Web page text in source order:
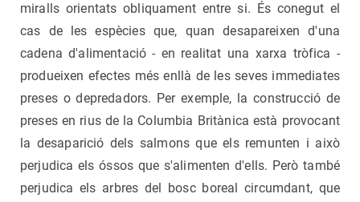
miralls orientats obliquament entre si. És conegut el
cas de les espècies que, quan desapareixen d'una
cadena d'alimentació - en realitat una xarxa tròfica -
produeixen efectes més enllà de les seves immediates
preses o depredadors. Per exemple, la construcció de
preses en rius de la Columbia Britànica està provocant
la desaparició dels salmons que els remunten i això
perjudica els óssos que s'alimenten d'ells. Però també
perjudica els arbres del bosc boreal circumdant, que